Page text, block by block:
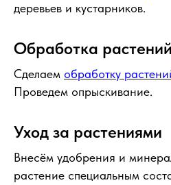
деревьев и кустарников.
Обработка растений
Сделаем обработку
Проведем опрыскивание.
Уход за растениями
Внесём удобрения и
растение специальным